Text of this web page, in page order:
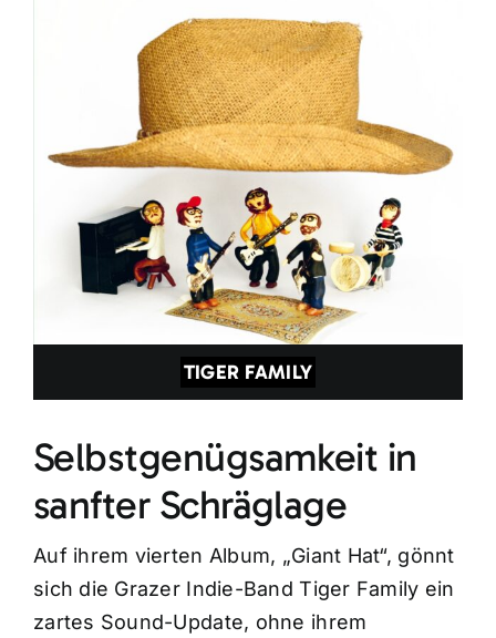
TIGER FAMILY
Selbstgenügsamkeit in
sanfter Schräglage
Auf ihrem vierten Album, „Giant Hat“, gönnt
sich die Grazer Indie-Band Tiger Family ein
zartes Sound-Update, ohne ihrem